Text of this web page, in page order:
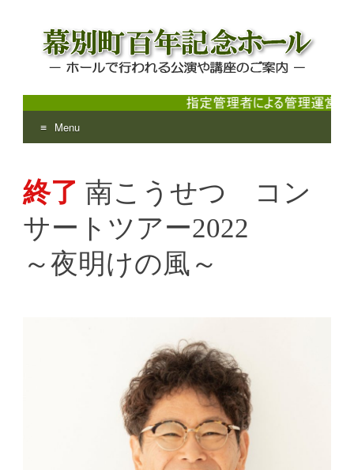
幕別町百年記念ホール
ホールで行われる公演や講座のご案内
Menu
content
終了南こうせつ コン
サートツアー2022
～夜明けの風～